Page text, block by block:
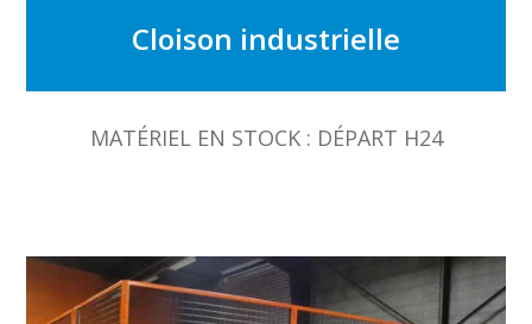
Cloison industrielle
MATÉRIEL EN STOCK : DÉPART H24